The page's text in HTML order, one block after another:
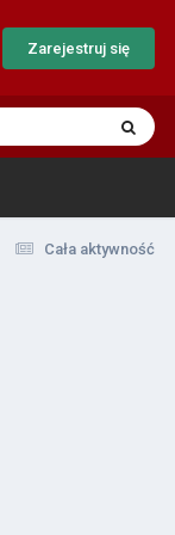
Zarejestruj się
Cała aktywność